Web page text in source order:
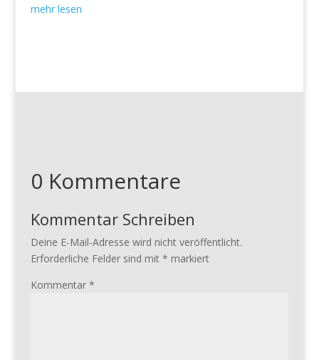
mehr lesen
0 Kommentare
Kommentar Schreiben
Deine E-Mail-Adresse wird nicht veröffentlicht.
Erforderliche Felder sind mit * markiert
Kommentar *